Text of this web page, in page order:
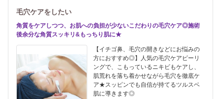
毛穴ケアをしたい
角質をケアしつつ、お肌への負担が少ないこだわりの毛穴ケア◎施術
後余分な角質スッキリ&もっちり肌に★
【イチゴ鼻、毛穴の開きなどにお悩みの
方におすすめ◎】人気の毛穴ケアピーリ
ングで、こもっているニキビもケアし、
肌荒れを落ち着かせながら毛穴を徹底ケ
ア★スッピンでも自信が持てるツルスベ
肌に導きます◎